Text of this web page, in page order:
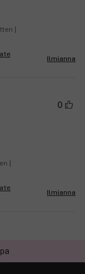
|
Ilmianna
0
|
Ilmianna